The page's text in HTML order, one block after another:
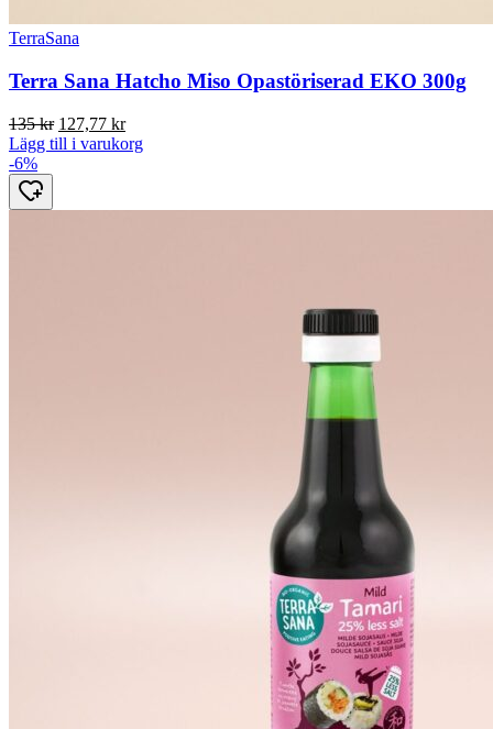
TerraSana
Terra Sana Hatcho Miso Opastöriserad EKO 300g
135kr Det
ursprungliga
127,77 krDet
nuvarande
Lägg till i varukorg
-6%